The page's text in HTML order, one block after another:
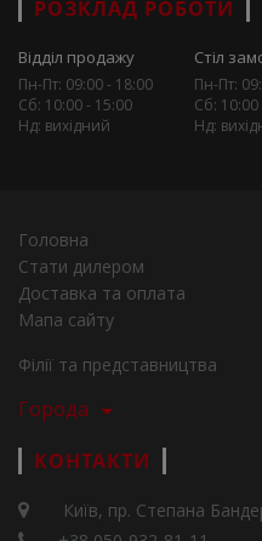
РОЗКЛАД РОБОТИ
Відділ продажу
Пн-Пт: 09:00 - 18:00
Сб: 10:00 - 15:00
Нд: вихідний
Стіл
Пн-Пт:
Сб: 10:00
Нд:
Головна
Стати дилером
Доставка та оплата
Мапа сайту
Філії та представництва
Города
КОНТАКТИ
Київ, пр. Степана